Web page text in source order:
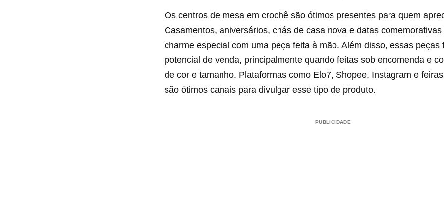
Os centros de mesa em crochê são ótimos presentes para quem
Casamentos, aniversários, chás de casa nova e datas
charme especial com uma peça feita à mão. Além disso, essas peças
potencial de venda, principalmente quando feitas sob encomenda e
de cor e tamanho. Plataformas como Elo7, Shopee, Instagram e
são ótimos canais para divulgar esse tipo de produto.
PUBLICIDADE